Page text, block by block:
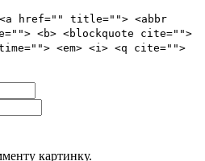
<a href="" title=""> <abbr
<b> <blockquote cite="">
<em> <i> <q cite="">
картинку.